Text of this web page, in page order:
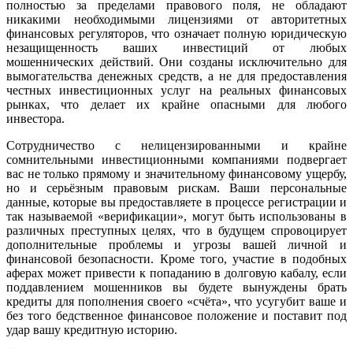
полностью за пределами правового поля, не обладают
никакими необходимыми лицензиями от авторитетных
финансовых регуляторов, что означает полную юридическую
незащищенность ваших инвестиций от любых
мошеннических действий. Они созданы исключительно для
вымогательства денежных средств, а не для предоставления
честных инвестиционных услуг на реальных финансовых
рынках, что делает их крайне опасными для любого
инвестора.
Сотрудничество с нелицензированными и крайне
сомнительными инвестиционными компаниями подвергает
вас не только прямому и значительному финансовому ущербу,
но и серьёзным правовым рискам. Ваши персональные
данные, которые вы предоставляете в процессе регистрации и
так называемой «верификации», могут быть использованы в
различных преступных целях, что в будущем спровоцирует
дополнительные проблемы и угрозы вашей личной и
финансовой безопасности. Кроме того, участие в подобных
аферах может привести к попаданию в долговую кабалу, если
поддавлением мошенников вы будете вынуждены брать
кредиты для пополнения своего «счёта», что усугубит ваше и
без того бедственное финансовое положение и поставит под
удар вашу кредитную историю.